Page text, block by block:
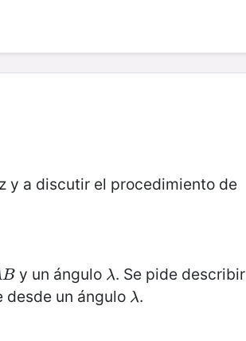
y a discutir el procedimiento de
B
B y un ángulo λ
λ. Se pide describir
desde un ángulo λ
λ.